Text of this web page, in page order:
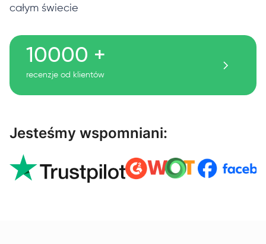
całym świecie
10000 +
recenzje od klientów
Jesteśmy wspomniani: